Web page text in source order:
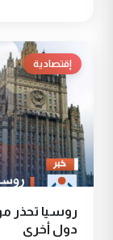
إقتصادية
دول أخرى